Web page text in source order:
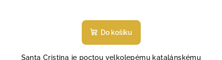
Do košíku
Santa Cristina je poctou velkolepému katalánskému